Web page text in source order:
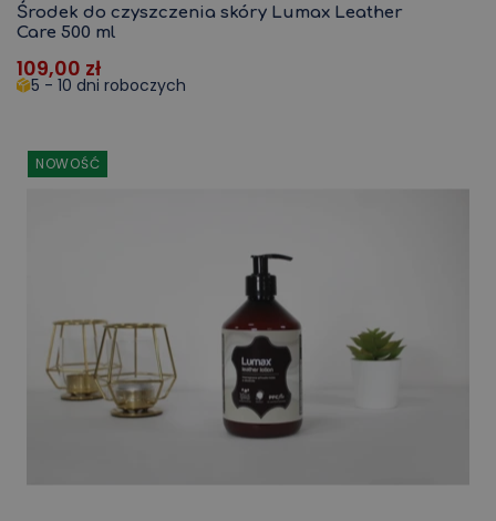
Środek do czyszczenia skóry Lumax Leather
Care 500 ml
109,00 zł
5 - 10 dni roboczych
NOWOŚĆ